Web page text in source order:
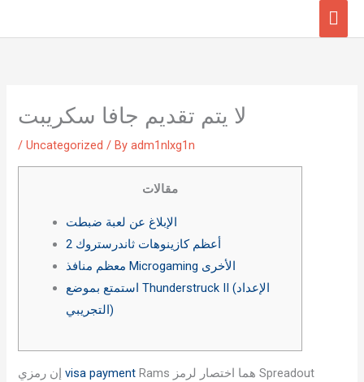
لا يتم تقديم جافا سكريبت
/Uncategorized / Byadm1nlxg1n
مقالات
الإبلاغ عن لعبة ضبطت
أعظم كازينوهات ثاندرستروك 2
معظم منافذ Microgaming الأخرى
استمتع بموضع Thunderstruck II (الإعداد
التجريبي)
إن رمزيvisa payment Rams هما اختصار لرمز Spreadout